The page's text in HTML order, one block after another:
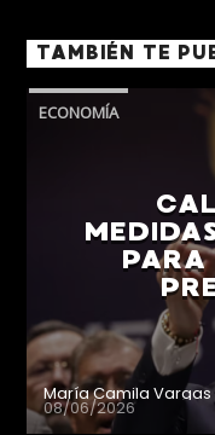
TAMBIÉN TE
ECONOMÍA
PARA
María Camila Vargas
08/06/2026